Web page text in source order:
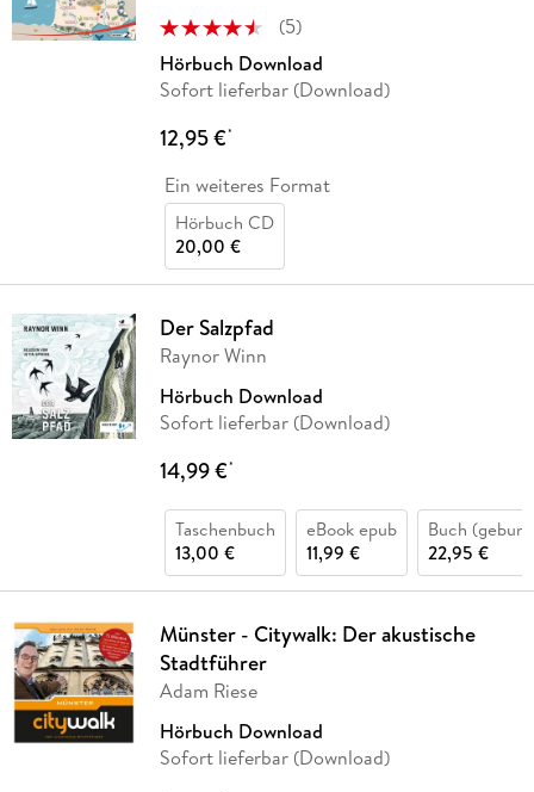
(5)
Hörbuch Download
Sofort lieferbar (Download)
12,95 €*
Ein weiteres Format
Hörbuch CD
20,00 €
Der Salzpfad
Raynor Winn
Hörbuch Download
Sofort lieferbar (Download)
14,99 €*
Taschenbuch
13,00 €
eBook epub
11,99 €
Buch
22,95 €
Münster - Citywalk: Der akustische
Stadtführer
Adam Riese
Hörbuch Download
Sofort lieferbar (Download)